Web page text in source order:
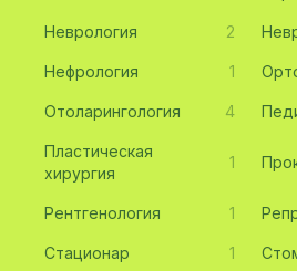
Неврология 2
Нефрология 1
Отоларингология 4
Пластическая
хирургия
1
Рентгенология 1
Стационар 1